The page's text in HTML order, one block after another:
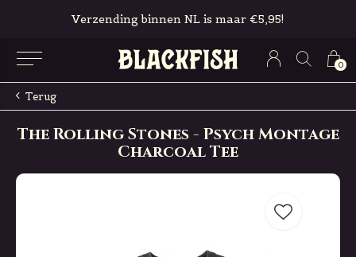
0
Verzending binnen NL is maar €5,95!
Terug
The Rolling Stones - Psych Montage
Charcoal Tee